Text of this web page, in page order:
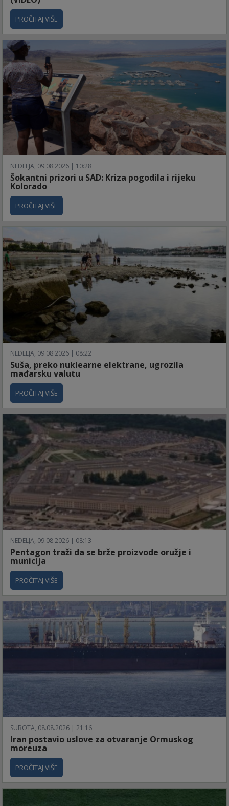
PROČITAJ VIŠE
NEDELJA, 09.08.2026 | 10:28
Šokantni prizori u SAD: Kriza pogodila i rijeku
Kolorado
PROČITAJ VIŠE
NEDELJA, 09.08.2026 | 08:22
Suša, preko nuklearne elektrane, ugrozila
mađarsku valutu
PROČITAJ VIŠE
NEDELJA, 09.08.2026 | 08:13
Pentagon traži da se brže proizvode oružje i
municija
PROČITAJ VIŠE
SUBOTA, 08.08.2026 | 21:16
Iran postavio uslove za otvaranje Ormuskog
moreuza
PROČITAJ VIŠE